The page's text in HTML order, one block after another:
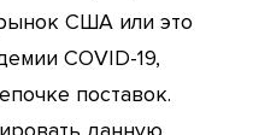
США или это
COVID-19,
поставок.